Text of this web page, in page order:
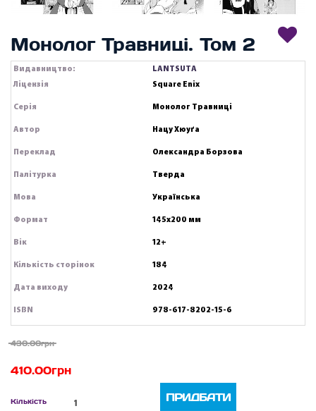
Монолог Травниці. Том 2
Видавництво:
LANTSUTA
Ліцензія
Square Enix
Серія Монолог Травниці
Автор Нацу Хюуґа
Переклад Олександра Борзова
Палітурка Тверда
Мова Українська
Формат 145х200 мм
Вік 12+
Кількість сторінок 184
Дата виходу 2024
ISBN 978-617-8202-15-6
430.00грн
410.00грн
Кількість ПРИДБАТИ